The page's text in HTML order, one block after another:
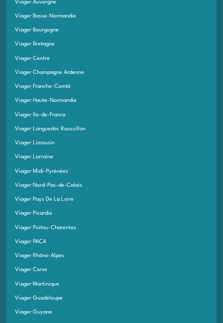
Viager Auvergne
Viager Basse-Normandie
Viager Bourgogne
Viager Bretagne
Viager Centre
Viager Champagne Ardenne
Viager Franche-Comté
Viager Haute-Normandie
Viager Ile-de-France
Viager Languedoc Roussillon
Viager Limousin
Viager Lorraine
Viager Midi-Pyrénées
Viager Nord-Pas-de-Calais
Viager Pays De La Loire
Viager Picardie
Viager Poitou-Charentes
Viager PACA
Viager Rhône-Alpes
Viager Corse
Viager Martinique
Viager Guadeloupe
Viager Guyane